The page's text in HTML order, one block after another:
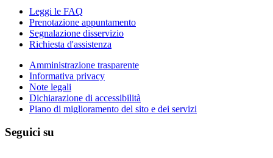
Leggi le FAQ
Prenotazione appuntamento
Segnalazione disservizio
Richiesta d'assistenza
Amministrazione trasparente
Informativa privacy
Note legali
Dichiarazione di accessibilità
Piano di miglioramento del sito e dei servizi
Seguici su